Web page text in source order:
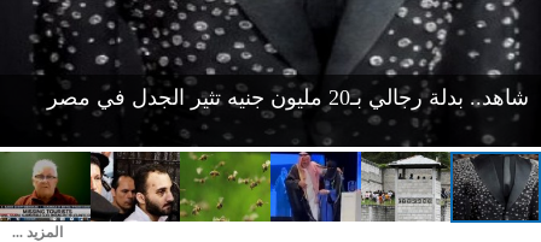
مذبـ حة داخل سجن للنساء في هندوراس تخلف 41 قتـ يلة
المزيد ...